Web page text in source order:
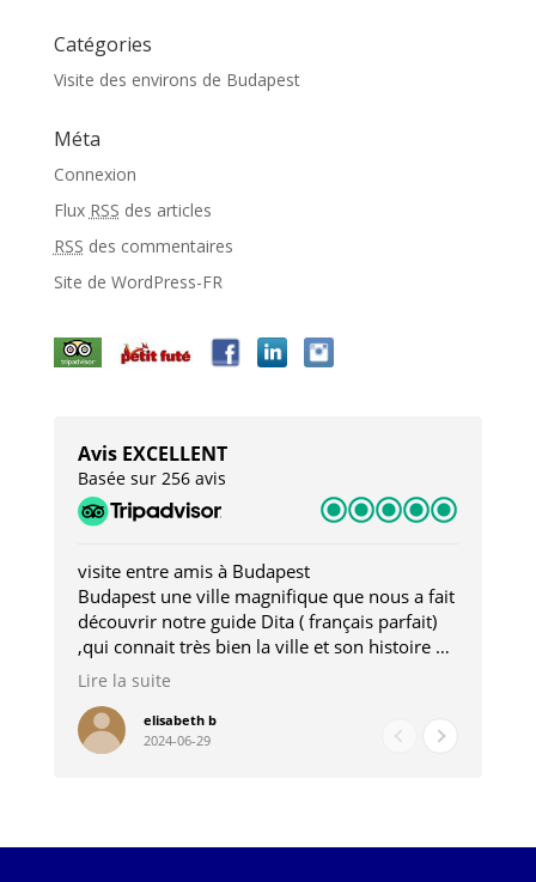
Catégories
Visite des environs de Budapest
Méta
Connexion
Flux RSS des articles
RSS des commentaires
Site de WordPress-FR
Avis EXCELLENT
Basée sur 256 avis
visite entre amis à Budapest
Budapest une ville magnifique que nous a fait
découvrir notre guide Dita ( français parfait)
,qui connait très bien la ville et son histoire et
qui nous a permis d'accéder à des lieux
pour les restaurants . A la fin de notre séjour
nous étions plus avec une amie qu' une guide
Lire la suite
elisabeth b
2024-06-29